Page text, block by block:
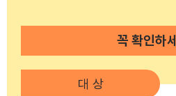
꼭 확인하
대 상